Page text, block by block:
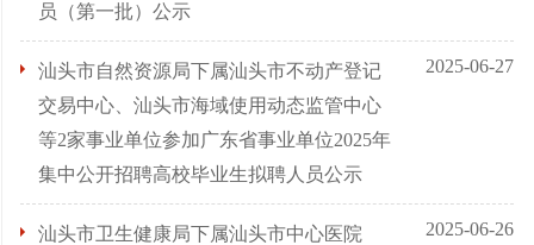
员（第一批）公示
汕头市自然资源局下属汕头市不动产登记
交易中心、汕头市海域使用动态监管中心
等2家事业单位参加广东省事业单位2025年
集中公开招聘高校毕业生拟聘人员公示
2025-06-27
汕头市卫生健康局下属汕头市中心医院
2025-06-26